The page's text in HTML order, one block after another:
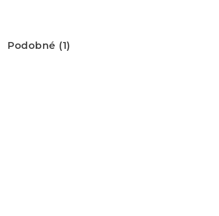
Podobné (1)